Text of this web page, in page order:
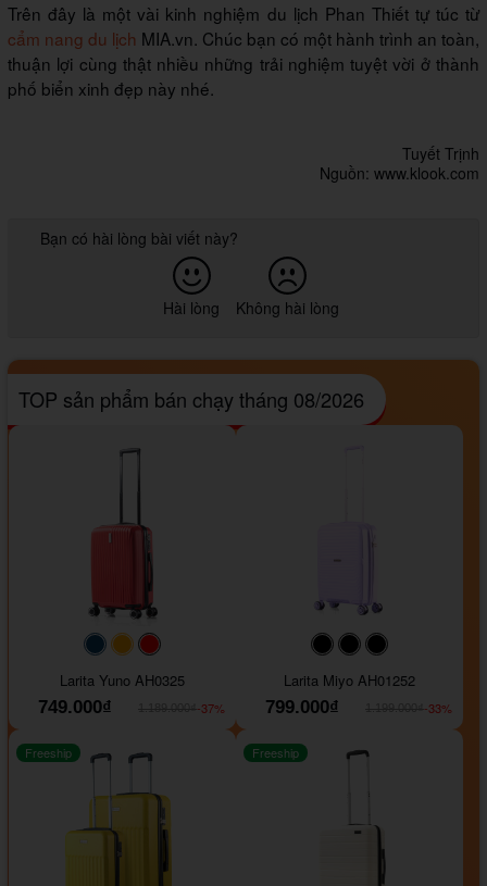
Trên đây là một vài kinh nghiệm du lịch Phan Thiết tự túc từ
cẩm nang du lịch MIA.vn. Chúc bạn có một hành trình an toàn,
thuận lợi cùng thật nhiều những trải nghiệm tuyệt vời ở thành
phố biển xinh đẹp này nhé.
Tuyết Trịnh
Nguồn: www.klook.com
Bạn có hài lòng bài viết này?
Hài lòng Không hài lòng
TOP sản phẩm bán chạy tháng 08/2026
#093f69#ffa500
Larita Yuno AH0325
749.000₫
-37%
#000000#000000
Larita Miyo AH01252
799.000₫
-33%
Freeship Freeship